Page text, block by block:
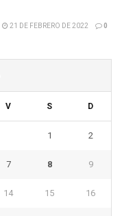
21 DE FEBRERO DE 2022 0
V S D
1 2
7 8 9
14 15 16